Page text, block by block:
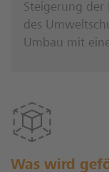
Steigerung der
des
Umbau mit
Was wird